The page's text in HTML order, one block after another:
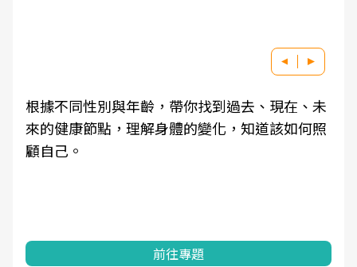
根據不同性別與年齡，帶你找到過去、現在、未
來的健康節點，理解身體的變化，知道該如何照
顧自己。
前往專題